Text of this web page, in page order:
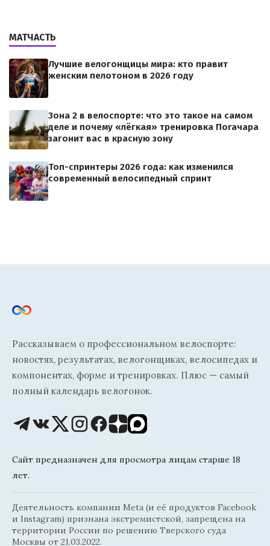
МАТЧАСТЬ
Лучшие велогонщицы мира: кто правит
женским пелотоном в 2026 году
Зона 2 в велоспорте: что это такое на самом
деле и почему «лёгкая» тренировка Погачара
загонит вас в красную зону
Топ-спринтеры 2026 года: как изменился
современный велосипедный спринт
Рассказываем о профессиональном велоспорте:
новостях, результатах, велогонщиках, велосипедах и
компонентах, форме и тренировках. Плюс — самый
полный календарь велогонок.
Сайт предназначен для просмотра лицам старше 18
лет.
Деятельность компании Meta (и её продуктов Facebook
и Instagram) признана экстремистской, запрещена на
территории России по решению Тверского суда
Москвы от 21.03.2022.